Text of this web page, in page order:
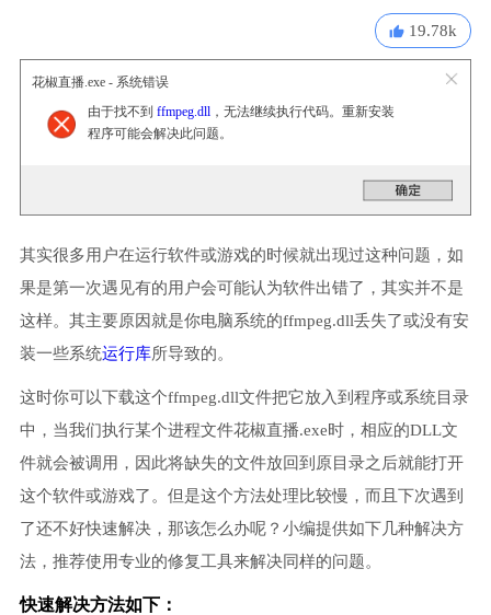
19.78k
花椒直播.exe - 系统错误
由于找不到 ffmpeg.dll，无法继续执行代码。重新安装
程序可能会解决此问题。
其实很多用户在运行软件或游戏的时候就出现过这种问题，如
果是第一次遇见有的用户会可能认为软件出错了，其实并不是
这样。其主要原因就是你电脑系统的ffmpeg.dll丢失了或没有安
装一些系统运行库所导致的。
这时你可以下载这个ffmpeg.dll文件把它放入到程序或系统目录
中，当我们执行某个进程文件花椒直播.exe时，相应的DLL文
件就会被调用，因此将缺失的文件放回到原目录之后就能打开
这个软件或游戏了。但是这个方法处理比较慢，而且下次遇到
了还不好快速解决，那该怎么办呢？小编提供如下几种解决方
法，推荐使用专业的修复工具来解决同样的问题。
快速解决方法如下：